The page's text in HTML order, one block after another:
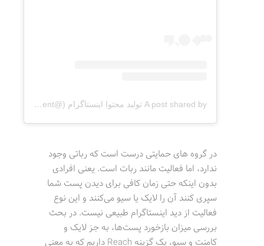
A post shared by تولید محتوا اینستاگرام (@net_cococontent)
در گروه های حمایتی درست است که رباتی وجود
ندارد، اما فعالیت مانند ربات است. یعنی افرادی
بدون اینکه حتی زمان کافی برای دیدن پست شما
سپری کنند آن را لایک یا سیو می‌کنند و این نوع
فعالیت از دید اینستاگرام طبیعی نیست. در بحث
بررسی میزان بازخورد پست‌ها، به جز لایک و
کامنت و سیو، یک گزینه Reach داریم که به معنی